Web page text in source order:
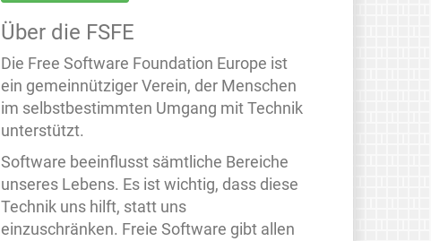
Über die FSFE
Die Free Software Foundation Europe ist
ein gemeinnütziger Verein, der Menschen
im selbstbestimmten Umgang mit Technik
unterstützt.
Software beeinflusst sämtliche Bereiche
unseres Lebens. Es ist wichtig, dass diese
Technik uns hilft, statt uns
einzuschränken. Freie Software gibt allen